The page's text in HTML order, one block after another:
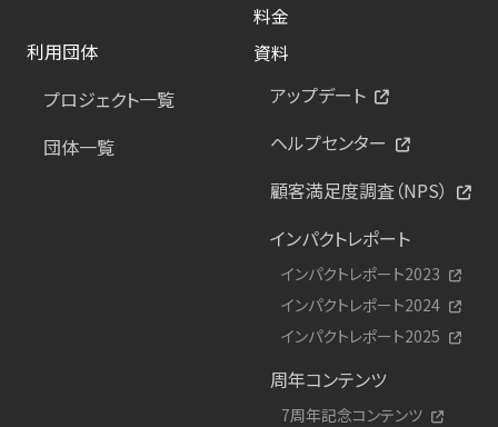
料金
利用団体
プロジェクト一覧
団体一覧
資料
アップデート
ヘルプセンター
顧客満足度調査（NPS）
インパクトレポート
インパクトレポート2023
インパクトレポート2024
インパクトレポート2025
周年コンテンツ
7周年記念コンテンツ